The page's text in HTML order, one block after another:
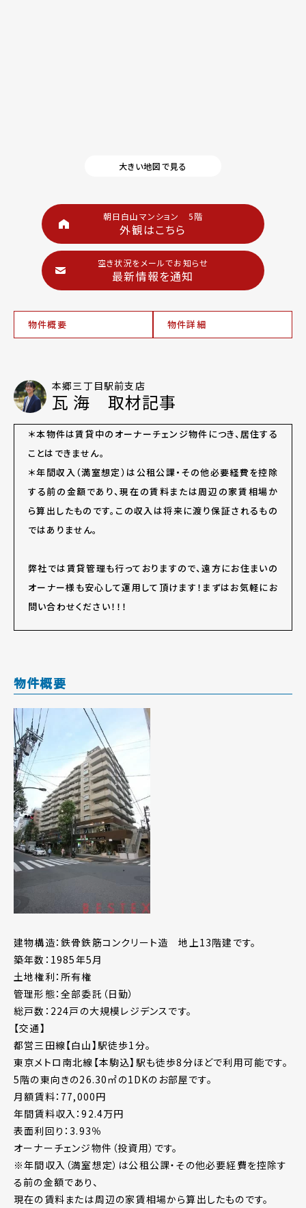
大きい地図で見る
朝日白山マンション 5階
外観はこちら
空き状況をメールでお知らせ
最新情報を通知
物件概要 物件詳細
本郷三丁目駅前支店
瓦 海 取材記事
＊本物件は賃貸中のオーナーチェンジ物件につき、居住する
ことはできません。
＊年間収入（満室想定）は公租公課・その他必要経費を控除
する前の金額であり、現在の賃料または周辺の家賃相場か
ら算出したものです。この収入は将来に渡り保証されるもの
ではありません。
弊社では賃貸管理も行っておりますので、遠方にお住まいの
オーナー様も安心して運用して頂けます！まずはお気軽にお
問い合わせください！！！
物件概要
建物構造：鉄骨鉄筋コンクリート造 地上13階建です。
築年数：1985年5月
土地権利：所有権
管理形態：全部委託（日勤）
総戸数：224戸の大規模レジデンスです。
【交通】
都営三田線【白山】駅徒歩1分。
東京メトロ南北線【本駒込】駅も徒歩8分ほどで利用可能です。
5階の東向きの26.30㎡の1DKのお部屋です。
月額賃料：77,000円
年間賃料収入：92.4万円
表面利回り：3.93％
オーナーチェンジ物件（投資用）です。
※年間収入（満室想定）は公租公課・その他必要経費を控除す
る前の金額であり、
現在の賃料または周辺の家賃相場から算出したものです。